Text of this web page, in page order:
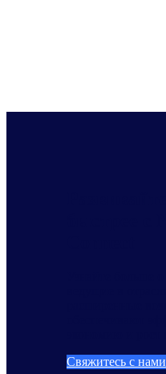
Свяжитесь с нами